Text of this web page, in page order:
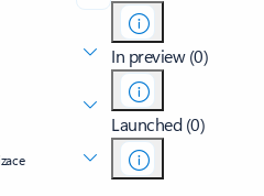
In preview (0)
Launched (0)